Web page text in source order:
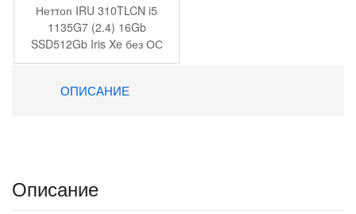
Неттоп IRU 310TLCN i5
1135G7 (2.4) 16Gb
SSD512Gb Iris Xe без ОС
GbitEth WiFi BT черный
ОПИСАНИЕ
Описание